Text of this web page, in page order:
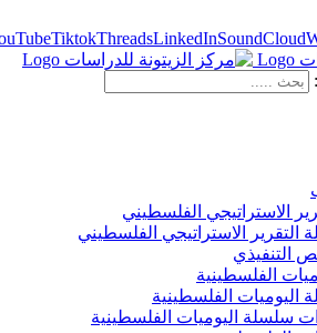
TiktokThreadsLinkedInSoundCloud
الاستراتيجي الفلسطيني
التقرير الاستراتيجي الفلسطيني
التنفيذي
الفلسطينية
اليوميات الفلسطينية
سلسلة اليوميات الفلسطينية